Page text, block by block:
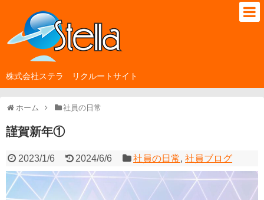
株式会社ステラ リクルートサイト
ホーム 社員の日常
謹賀新年①
2023/1/6 2024/6/6 社員の日常,社員ブログ